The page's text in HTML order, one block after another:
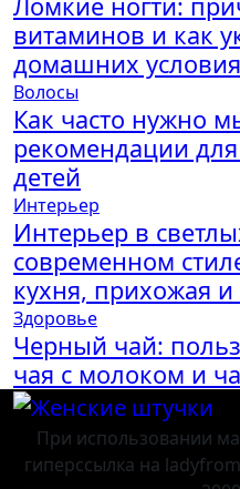
витаминов и как
домашних
Волосы
Как часто нужно
рекомендации
детей
Интерьер
Интерьер в
современном
кухня, прихожая
Здоровье
Черный чай:
чая с молоком и
При использовании
гиперссылка на